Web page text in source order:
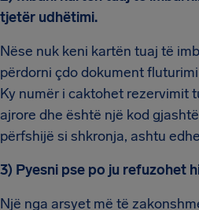
tjetër udhëtimi.
Nëse nuk keni kartën tuaj të
përdorni çdo dokument
Ky numër i caktohet rezervimit
ajrore dhe është një kod
përfshijë si shkronja, ashtu
3) Pyesni pse po ju refuzohet
Një nga arsyet më të